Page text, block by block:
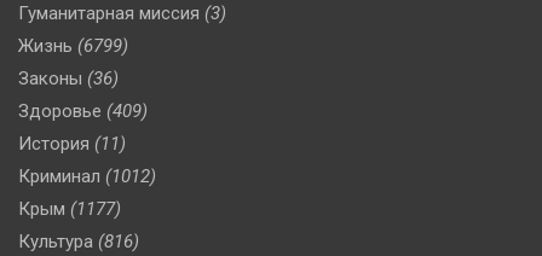
Гуманитарная миссия (3)
Жизнь (6799)
Законы (36)
Здоровье (409)
История (11)
Криминал (1012)
Крым (1177)
Культура (816)